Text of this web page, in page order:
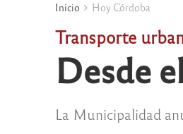
Inicio Hoy Córdoba
Transporte
Desde
La Municipalidad